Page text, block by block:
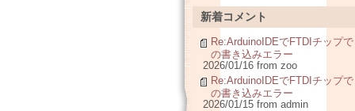
新着コメント
Re:ArduinoIDEでFTDIチップで
の書き込みエラー
2026/01/16 from zoo
Re:ArduinoIDEでFTDIチップで
の書き込みエラー
2026/01/15 from admin